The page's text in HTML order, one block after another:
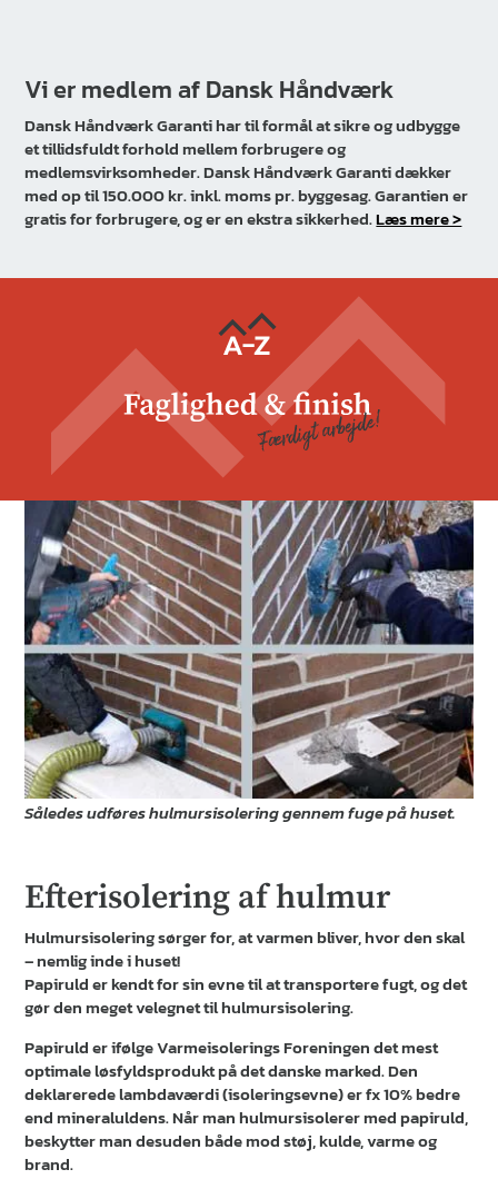
Vi er medlem af Dansk Håndværk
Dansk Håndværk Garanti har til formål at sikre og udbygge
et tillidsfuldt forhold mellem forbrugere og
medlemsvirksomheder. Dansk Håndværk Garanti dækker
med op til 150.000 kr. inkl. moms pr. byggesag. Garantien er
gratis for forbrugere, og er en ekstra sikkerhed.Læs mere >
Således udføres hulmursisolering gennem fuge på huset.
Efterisolering af hulmur
Hulmursisolering sørger for, at varmen bliver, hvor den skal
– nemlig inde i huset!
Papiruld er kendt for sin evne til at transportere fugt, og det
gør den meget velegnet til hulmursisolering.
Papiruld er ifølge Varmeisolerings Foreningen det mest
optimale løsfyldsprodukt på det danske marked. Den
deklarerede lambdaværdi (isoleringsevne) er fx 10% bedre
end mineraluldens. Når man hulmursisolerer med papiruld,
beskytter man desuden både mod støj, kulde, varme og
brand.